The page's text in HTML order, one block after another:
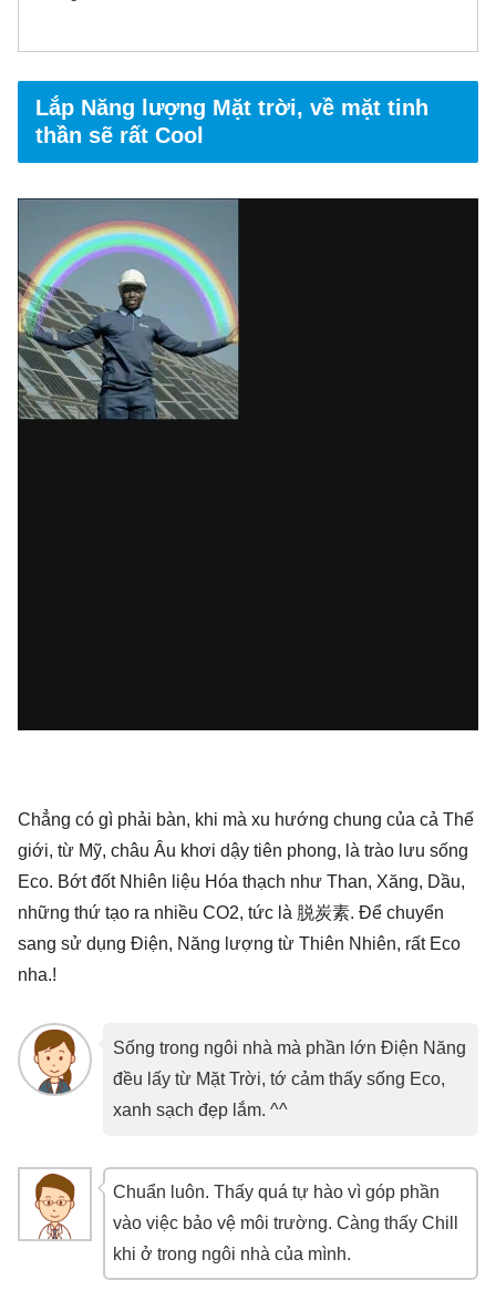
Lắp Năng lượng Mặt trời, về mặt tinh
thần sẽ rất Cool
Chẳng có gì phải bàn, khi mà xu hướng chung của cả Thế
giới, từ Mỹ, châu Âu khơi dậy tiên phong, là trào lưu sống
Eco. Bớt đốt Nhiên liệu Hóa thạch như Than, Xăng, Dầu,
những thứ tạo ra nhiều CO2, tức là 脱炭素. Để chuyển
sang sử dụng Điện, Năng lượng từ Thiên Nhiên, rất Eco
nha.!
Sống trong ngôi nhà mà phần lớn Điện Năng
đều lấy từ Mặt Trời, tớ cảm thấy sống Eco,
xanh sạch đẹp lắm. ^^
Chuẩn luôn. Thấy quá tự hào vì góp phần
vào việc bảo vệ môi trường. Càng thấy Chill
khi ở trong ngôi nhà của mình.